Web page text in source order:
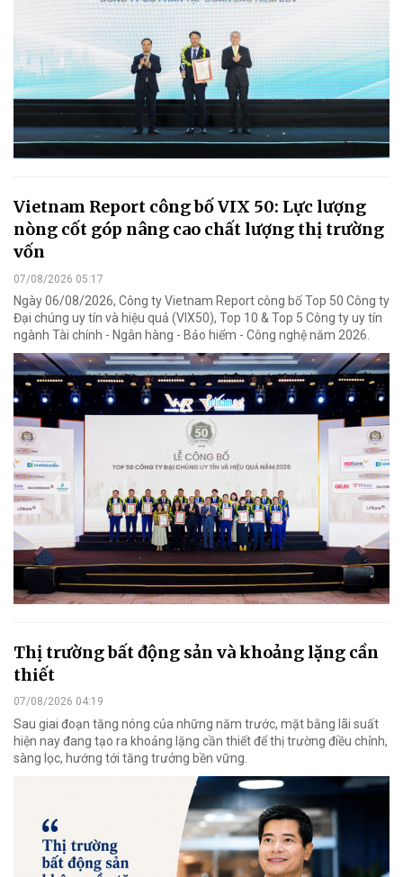
Vietnam Report công bố VIX 50: Lực lượng
nòng cốt góp nâng cao chất lượng thị trường
vốn
07/08/2026 05:17
Ngày 06/08/2026, Công ty Vietnam Report công bố Top 50 Công ty
Đại chúng uy tín và hiệu quả (VIX50), Top 10 & Top 5 Công ty uy tín
ngành Tài chính - Ngân hàng - Bảo hiểm - Công nghệ năm 2026.
Thị trường bất động sản và khoảng lặng cần
thiết
07/08/2026 04:19
Sau giai đoạn tăng nóng của những năm trước, mặt bằng lãi suất
hiện nay đang tạo ra khoảng lặng cần thiết để thị trường điều chỉnh,
sàng lọc, hướng tới tăng trưởng bền vững.